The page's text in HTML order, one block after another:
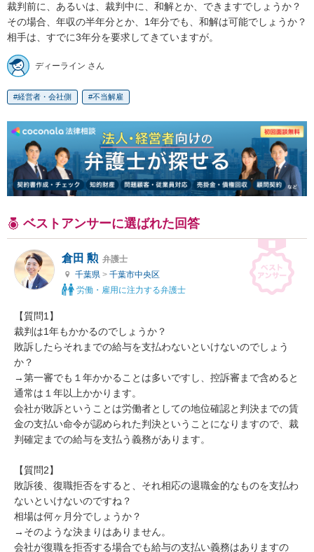
裁判前に、あるいは、裁判中に、和解とか、できますでしょうか？
その場合、年収の半年分とか、1年分でも、和解は可能でしょうか？
相手は、すでに3年分を要求してきていますが。
ディーライン さん
経営者・会社側 不当解雇
ベストアンサーに選ばれた回答
倉田 勲 弁護士
千葉県 > 千葉市中央区
労働・雇用に注力する弁護士
【質問1】
裁判は1年もかかるのでしょうか？
敗訴したらそれまでの給与を支払わないといけないのでしょう
か？
→第一審でも１年かかることは多いですし、控訴審まで含めると
通常は１年以上かかります。
会社が敗訴ということは労働者としての地位確認と判決までの賃
金の支払い命令が認められた判決ということになりますので、裁
判確定までの給与を支払う義務があります。
【質問2】
敗訴後、復職拒否をすると、それ相応の退職金的なものを支払わ
ないといけないのですね？
相場は何ヶ月分でしょうか？
→そのような決まりはありません。
会社が復職を拒否する場合でも給与の支払い義務はありますの